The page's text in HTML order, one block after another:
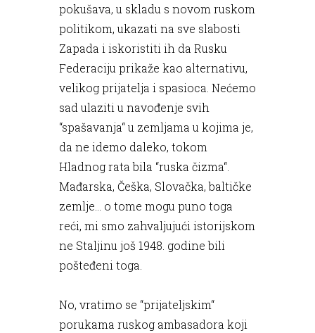
pokušava, u skladu s novom ruskom
politikom, ukazati na sve slabosti
Zapada i iskoristiti ih da Rusku
Federaciju prikaže kao alternativu,
velikog prijatelja i spasioca. Nećemo
sad ulaziti u navođenje svih
“spašavanja“ u zemljama u kojima je,
da ne idemo daleko, tokom
Hladnog rata bila “ruska čizma“.
Mađarska, Češka, Slovačka, baltičke
zemlje... o tome mogu puno toga
reći, mi smo zahvaljujući istorijskom
ne Staljinu još 1948. godine bili
pošteđeni toga.
No, vratimo se “prijateljskim“
porukama ruskog ambasadora koji